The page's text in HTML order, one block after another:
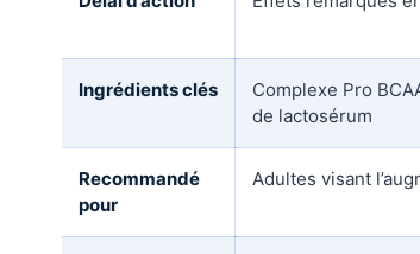
Ingrédients clés
Complexe Pro
de lactosérum
Recommandé
pour
Adultes visant